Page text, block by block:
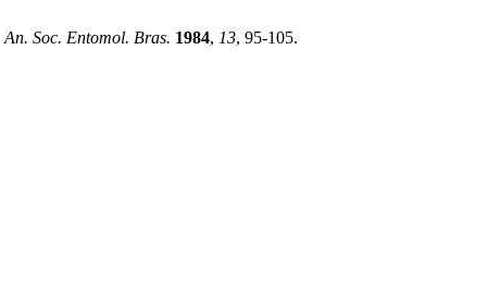
An. Soc. Entomol. Bras. 1984, 13, 95-105.